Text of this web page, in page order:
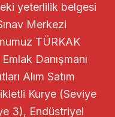
yeterlilik belgesi
Merkezi
TÜRKAK
Danışmanı
Alım Satım
Kurye (Seviye
3), Endüstriyel